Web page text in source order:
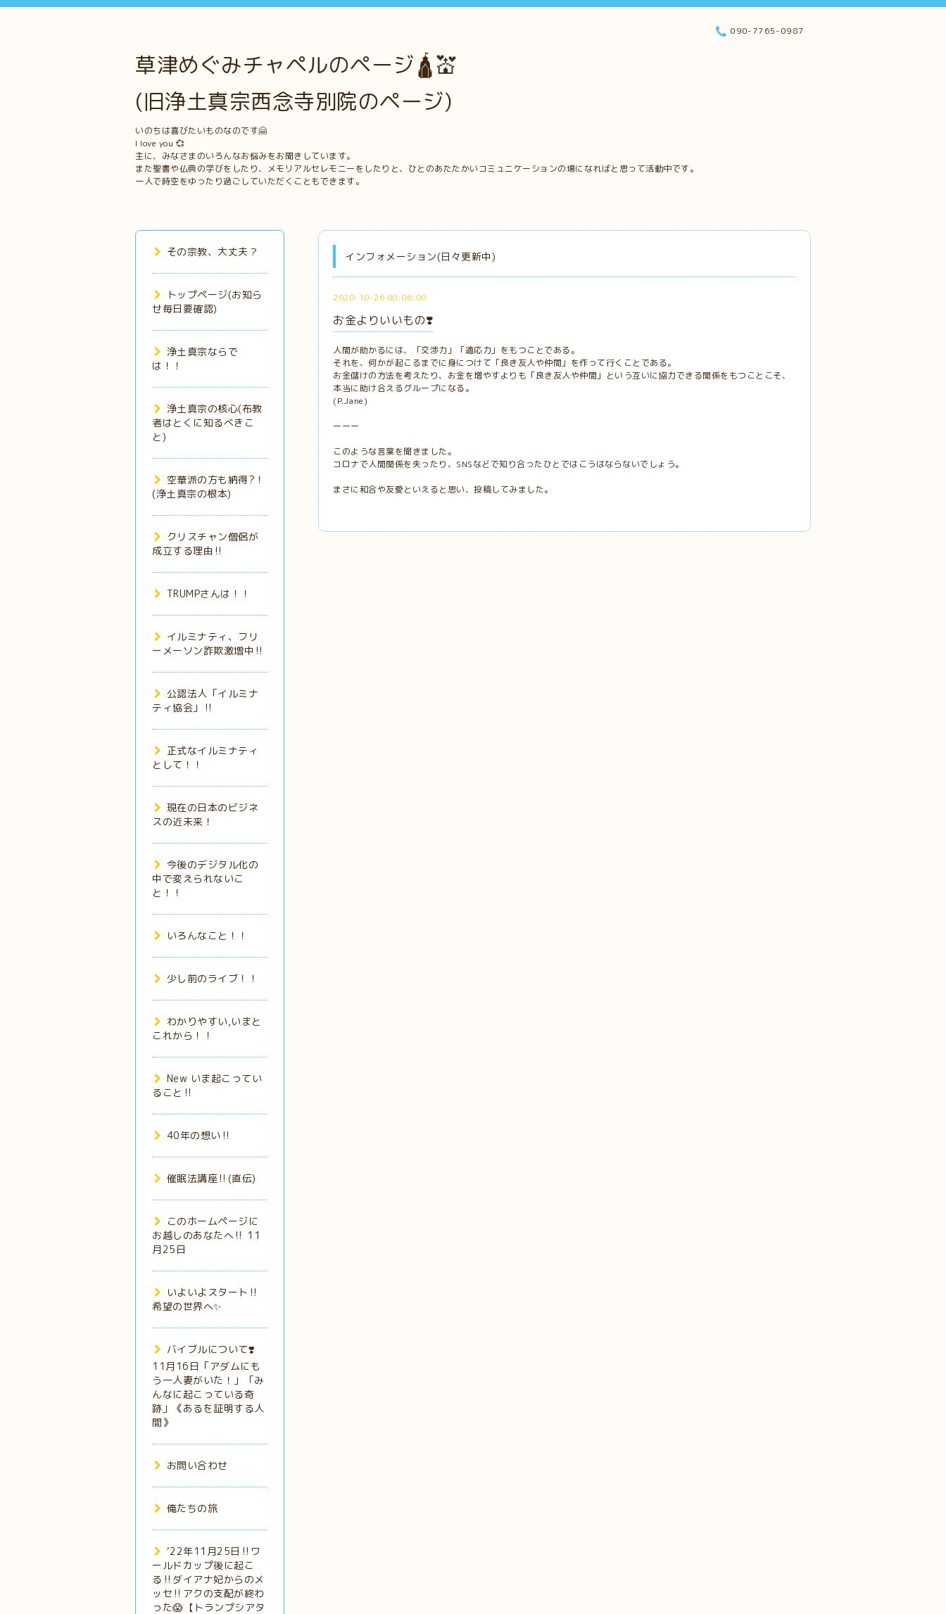
草津めぐみチャペルのページ🛕💒
(旧浄土真宗西念寺別院のページ)
いのちは喜びたいものなのです🤗
I love you 💞
主に、みなさまのいろんなお悩みをお聞きしています。
また聖書や仏典の学びをしたり、メモリアルセレモニーをしたりと、ひとのあたたかいコミュニケーションの場になればと思って活動中です。
一人で時空をゆったり過ごしていただくこともできます。
090-7765-0987
インフォメーション(日々更新中)
2020-10-26 00:06:00
お金よりいいもの❣️
人間が助かるには、「交渉力」「適応力」をもつことである。
それを、何かが起こるまでに身につけて「良き友人や仲間」を作って行くことである。
お金儲けの方法を考えたり、お金を増やすよりも「良き友人や仲間」という互いに協力できる関係をもつことこそ、
本当に助け合えるグループになる。
(P.Jane)
ーーー
このような言葉を聞きました。
コロナで人間関係を失ったり、SNSなどで知り合ったひとではこうはならないでしょう。
まさに和合や友愛といえると思い、投稿してみました。
その宗教、大丈夫？
トップページ(お知ら
せ毎日要確認)
浄土真宗ならで
は！！
浄土真宗の核心(布教
者はとくに知るべきこ
と)
空華派の方も納得?！
(浄土真宗の根本)
クリスチャン僧侶が
成立する理由‼️
TRUMPさんは！！
イルミナティ、フリ
ーメーソン詐欺激増中‼️
公認法人「イルミナ
ティ協会」‼️
正式なイルミナティ
として！！
現在の日本のビジネ
スの近未来！
今後のデジタル化の
中で変えられないこ
と！！
いろんなこと！！
少し前のライブ！！
わかりやすい,いまと
これから！！
New いま起こってい
ること‼️
40年の想い‼️
催眠法講座‼️(直伝)
このホームページに
お越しのあなたへ‼️ 11
月25日
いよいよスタート‼️
希望の世界へ✨
バイブルについて❣️
11月16日「アダムにも
う一人妻がいた！」「み
んなに起こっている奇
跡」《あるを証明する人
間》
お問い合わせ
俺たちの旅
‘22年11月25日‼️ワ
ールドカップ後に起こ
る‼️ダイアナ妃からのメ
ッセ‼️アクの支配が終わ
った😱【トランプシアタ